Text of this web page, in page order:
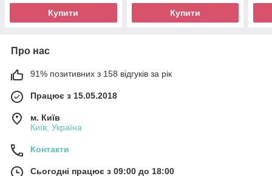
Купити Купити
Про нас
91% позитивних з 158 відгуків за рік
Працює з 15.05.2018
м. Київ
Київ, Україна
Контакти
Сьогодні працює з 09:00 до 18:00